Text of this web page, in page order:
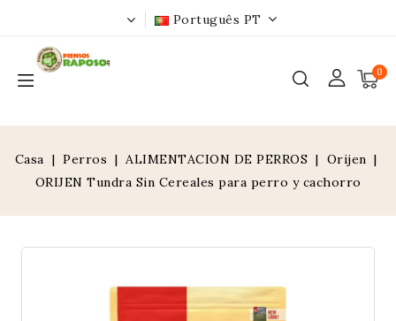
Português PT
0
Casa Perros ALIMENTACION DE PERROS
Orijen
ORIJEN Tundra Sin Cereales para perro y cachorro